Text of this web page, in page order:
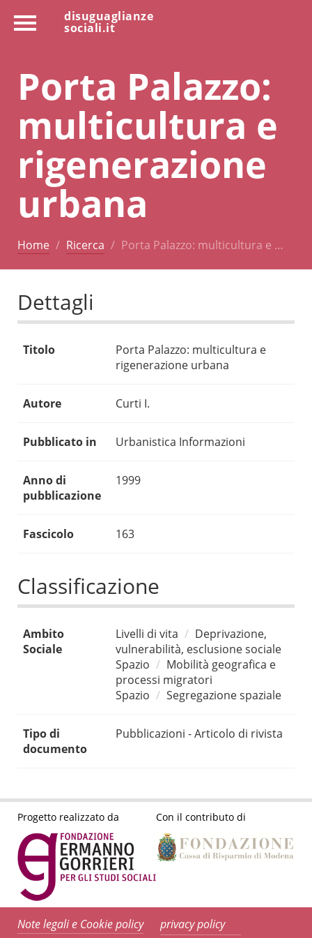
disuguaglianze
sociali.it
Porta Palazzo:
multicultura e
rigenerazione
urbana
Home Ricerca Porta Palazzo: multicultura e …
Dettagli
Titolo
Porta Palazzo: multicultura e
rigenerazione urbana
Autore Curti I.
Pubblicato in Urbanistica Informazioni
Anno di
pubblicazione
1999
Fascicolo 163
Classificazione
Ambito
Sociale
Livelli di vita
Deprivazione,
vulnerabilità, esclusione sociale
Spazio
Mobilità geografica e
processi migratori
Spazio
Segregazione spaziale
Tipo di
documento
Pubblicazioni - Articolo di rivista
Progetto realizzato da Con il contributo di
Note legali e Cookie policy privacy policy